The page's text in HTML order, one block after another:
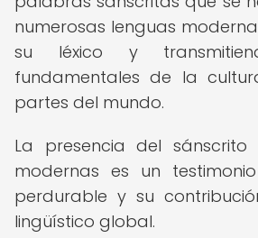
numerosas lenguas
su léxico y
fundamentales de la
partes del mundo.
La presencia del
modernas es un
perdurable y su
lingüístico global.